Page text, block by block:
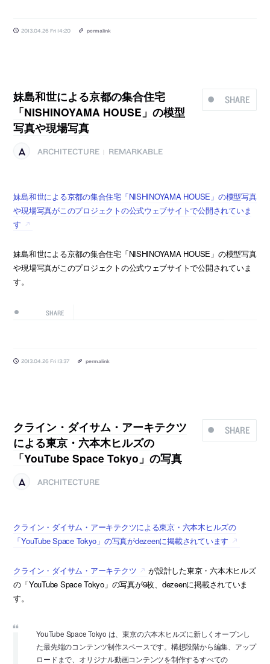
2013.04.26 Fri 14:20 permalink
SHARE
妹島和世による京都の集合住宅
「NISHINOYAMA HOUSE」の模型
写真や現場写真
ARCHITECTURE REMARKABLE
妹島和世による京都の集合住宅「NISHINOYAMA HOUSE」の模型写真
や現場写真がこのプロジェクトの公式ウェブサイトで公開されていま
す
妹島和世による京都の集合住宅「NISHINOYAMA HOUSE」の模型写真
や現場写真がこのプロジェクトの公式ウェブサイトで公開されていま
す。
SHARE
2013.04.26 Fri 13:37 permalink
SHARE
クライン・ダイサム・アーキテクツ
による東京・六本木ヒルズの
「YouTube Space Tokyo」の写真
ARCHITECTURE
クライン・ダイサム・アーキテクツによる東京・六本木ヒルズの
「YouTube Space Tokyo」の写真がdezeenに掲載されています
クライン・ダイサム・アーキテクツ
が設計した東京・六本木ヒルズ
の「YouTube Space Tokyo」の写真が9枚、dezeenに掲載されていま
す。
YouTube Space Tokyo は、東京の六本木ヒルズに新しくオープンし
た最先端のコンテンツ制作スペースです。構想段階から編集、アップ
ロードまで、オリジナル動画コンテンツを制作するすべての